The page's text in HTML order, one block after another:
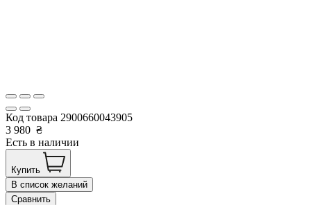
Код товара 2900660043905
3 980 ₴
Есть в наличии
Купить
В список желаний
Сравнить